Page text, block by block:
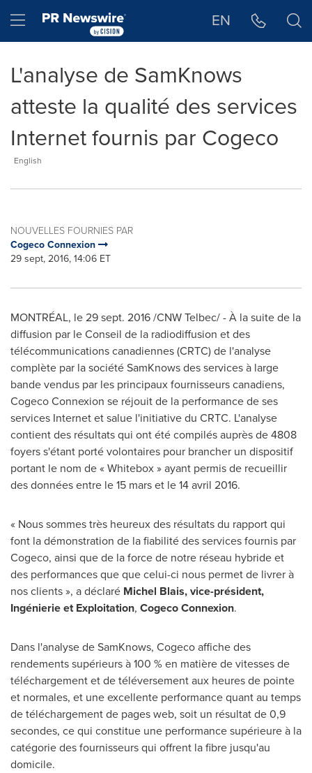
Hamburger menu EN
L'analyse de SamKnows
atteste la qualité des services
Internet fournis par Cogeco
English
NOUVELLES FOURNIES PAR
Cogeco Connexion
29 sept, 2016, 14:06 ET
MONTRÉAL, le29 sept. 2016/CNW Telbec/ - À la suite de la
diffusion par leConseil de la radiodiffusion et des
télécommunications canadiennes (CRTC) de l'analyse
complète par la société SamKnows des services à large
bande vendus par les principaux fournisseurs canadiens,
Cogeco Connexion se réjouit de la performance de ses
services Internet et salue l'initiative du CRTC. L'analyse
contient des résultats qui ont été compilés auprès de 4808
foyers s'étant porté volontaires pour brancher un dispositif
portant le nom de « Whitebox » ayant permis de recueillir
des données entre le 15 mars et le 14 avril 2016.
« Nous sommes très heureux des résultats du rapport qui
font la démonstration de la fiabilité des servicesfournis par
Cogeco, ainsi que de la force de notre réseau hybride et
des performances que que celui-ci nous permet de livrer à
nos clients », a déclaré Michel Blais, vice-président,
Ingénierie et Exploitation, Cogeco Connexion.
Dans l'analyse de SamKnows, Cogeco affiche des
rendements supérieurs à 100 % en matière de vitesses de
téléchargement et de téléversement aux heures de pointe
et normales, et une excellente performance quant au temps
de téléchargement de pages web, soit un résultat de 0,9
secondes, ce qui constitue une performance supérieure à la
catégorie des fournisseurs qui offrent la fibre jusqu'au
domicile.